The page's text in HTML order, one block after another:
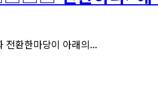
전환한마당이 아래의...